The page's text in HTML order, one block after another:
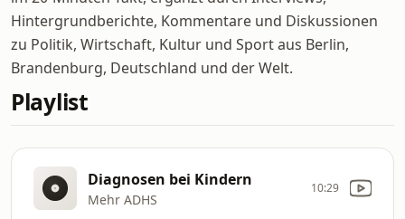
Hintergrundberichte, Kommentare und Diskussionen
zu Politik, Wirtschaft, Kultur und Sport aus Berlin,
Brandenburg, Deutschland und der Welt.
Playlist
Diagnosen bei Kindern
Mehr ADHS
10:29